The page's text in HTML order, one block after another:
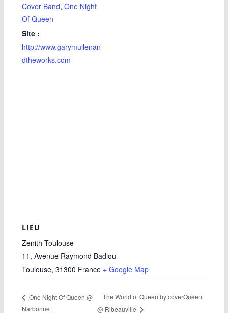
Cover Band, One Night
Of Queen
Site :
http://www.garymullenan
dtheworks.com
LIEU
Zenith Toulouse
11, Avenue Raymond Badiou
Toulouse, 31300 France + Google Map
One Night Of Queen @
Narbonne
The World of Queen by coverQueen
@ Ribeauville